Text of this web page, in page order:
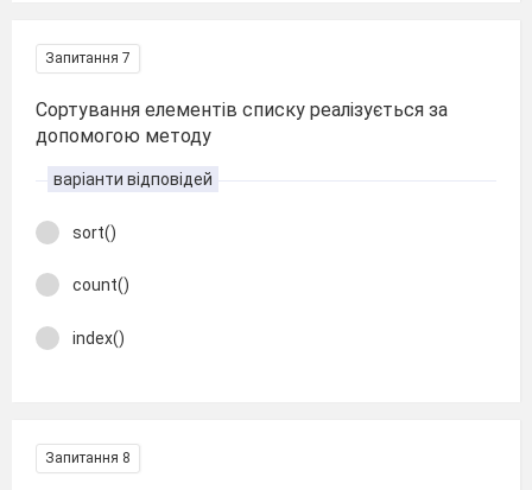
Запитання 7
Сортування елементів списку реалізується за
допомогою методу
варіанти відповідей
sort()
count()
index()
Запитання 8